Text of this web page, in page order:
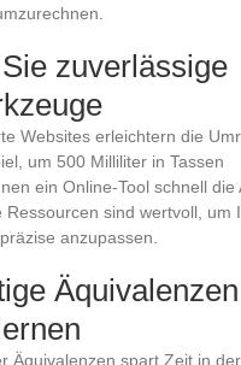
zuverlässige
Websites erleichtern die
um 500 Milliliter in Tassen
ein Online-Tool schnell die
Ressourcen sind wertvoll, um
anzupassen.
Äquivalenzen
Äquivalenzen spart Zeit in der